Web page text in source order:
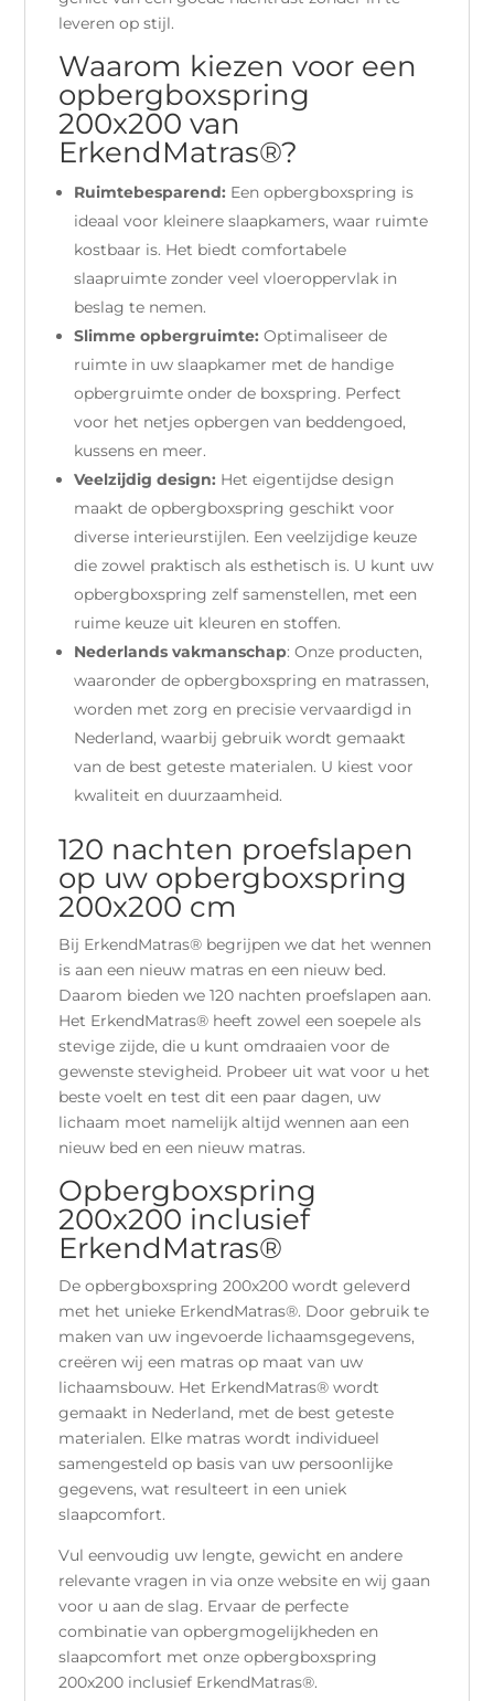
leveren op stijl.
Waarom kiezen voor een
opbergboxspring
200x200 van
ErkendMatras®?
Ruimtebesparend: Een opbergboxspring is
ideaal voor kleinere slaapkamers, waar ruimte
kostbaar is. Het biedt comfortabele
slaapruimte zonder veel vloeroppervlak in
beslag te nemen.
Slimme opbergruimte: Optimaliseer de
ruimte in uw slaapkamer met de handige
opbergruimte onder de boxspring. Perfect
voor het netjes opbergen van beddengoed,
kussens en meer.
Veelzijdig design: Het eigentijdse design
maakt de opbergboxspring geschikt voor
diverse interieurstijlen. Een veelzijdige keuze
die zowel praktisch als esthetisch is. U kunt uw
opbergboxspring zelf samenstellen, met een
ruime keuze uit kleuren en stoffen.
Nederlands vakmanschap: Onze producten,
waaronder de opbergboxspring en matrassen,
worden met zorg en precisie vervaardigd in
Nederland, waarbij gebruik wordt gemaakt
van de best geteste materialen. U kiest voor
kwaliteit en duurzaamheid.
120 nachten proefslapen
op uw opbergboxspring
200x200 cm
Bij ErkendMatras® begrijpen we dat het wennen
is aan een nieuw matras en een nieuw bed.
Daarom bieden we 120 nachten proefslapen aan.
Het ErkendMatras® heeft zowel een soepele als
stevige zijde, die u kunt omdraaien voor de
gewenste stevigheid. Probeer uit wat voor u het
beste voelt en test dit een paar dagen, uw
lichaam moet namelijk altijd wennen aan een
nieuw bed en een nieuw matras.
Opbergboxspring
200x200 inclusief
ErkendMatras®
De opbergboxspring 200x200 wordt geleverd
met het unieke ErkendMatras®. Door gebruik te
maken van uw ingevoerde lichaamsgegevens,
creëren wij een matras op maat van uw
lichaamsbouw. Het ErkendMatras® wordt
gemaakt in Nederland, met de best geteste
materialen. Elke matras wordt individueel
samengesteld op basis van uw persoonlijke
gegevens, wat resulteert in een uniek
slaapcomfort.
Vul eenvoudig uw lengte, gewicht en andere
relevante vragen in via onze website en wij gaan
voor u aan de slag. Ervaar de perfecte
combinatie van opbergmogelijkheden en
slaapcomfort met onze opbergboxspring
200x200 inclusief ErkendMatras®.